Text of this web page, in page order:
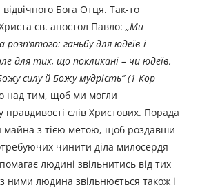
Бога Отця. Так-то
св. апостол Павло:„Ми
розп’ятого: ганьбу для юдеїв і
для тих, що покликані – чи юдеїв,
силу й Божу мудрість”(1 Кор
над тим, щоб ми могли
правдивості слів Христових. Порада
майна з тією метою, щоб роздавши
чинити діла милосердя
людині звільнитись від тих
ними людина звільнюється також і